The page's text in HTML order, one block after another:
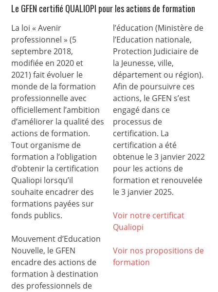
Le GFEN certifié QUALIOPI pour les actions de formation
La loi « Avenir
professionnel » (5
septembre 2018,
modifiée en 2020 et
2021) fait évoluer le
monde de la formation
professionnelle avec
officiellement l’ambition
d’améliorer la qualité des
actions de formation.
Tout organisme de
formation a l’obligation
d’obtenir la certification
Qualiopi lorsqu’il
souhaite encadrer des
formations payées sur
fonds publics.
Mouvement d’Education
Nouvelle, le GFEN
encadre des actions de
formation à destination
des professionnels de
l’éducation (Ministère de
l’Education nationale,
Protection Judiciaire de
la Jeunesse, ville,
département ou région).
Afin de poursuivre ces
actions, le GFEN s’est
engagé dans ce
processus de
certification. La
certification a été
obtenue le 3 janvier 2022
pour les actions de
formation et renouvelée
le 3 janvier 2025.
Voir notre certificat
Qualiopi
Voir nos propositions de
formation